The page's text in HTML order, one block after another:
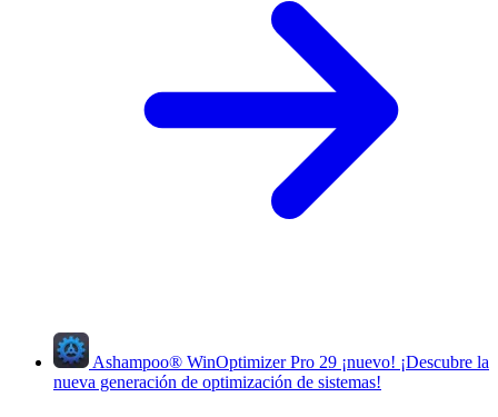
Ashampoo® WinOptimizer Pro 29 ¡nuevo! ¡Descubre la
nueva generación de optimización de sistemas!